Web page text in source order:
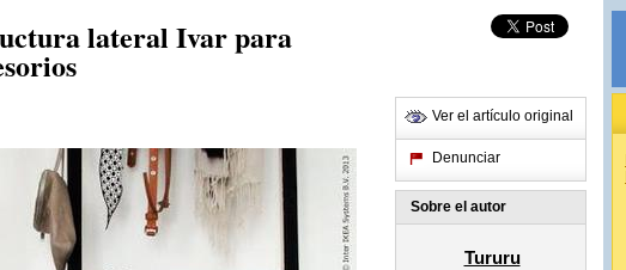
lateral Ivar para
Ver el artículo original
Denunciar
Sobre el autor
Tururu